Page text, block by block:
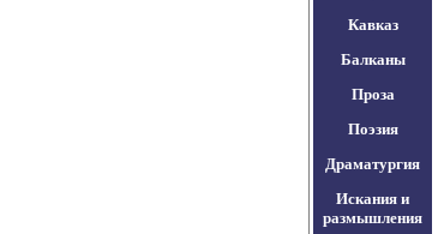
Кавказ
Балканы
Проза
Поэзия
Драматургия
Искания и
размышления